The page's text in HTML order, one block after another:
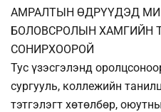
АМРАЛТЫН ӨДРҮҮДЭД
БОЛОВСРОЛЫН ХАМГИЙН
СОНИРХООРОЙ
Тус үзэсгэлэнд
сургууль, коллежийн
тэтгэлэгт хөтөлбөр,